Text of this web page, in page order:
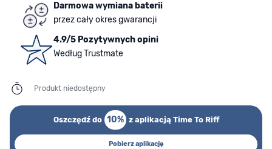
Darmowa wymiana baterii
przez cały okres gwarancji
4.9/5 Pozytywnych opini
Według Trustmate
Produkt niedostępny
Oszczędź do 10% z aplikacją Time To Riff
Pobierz aplikację